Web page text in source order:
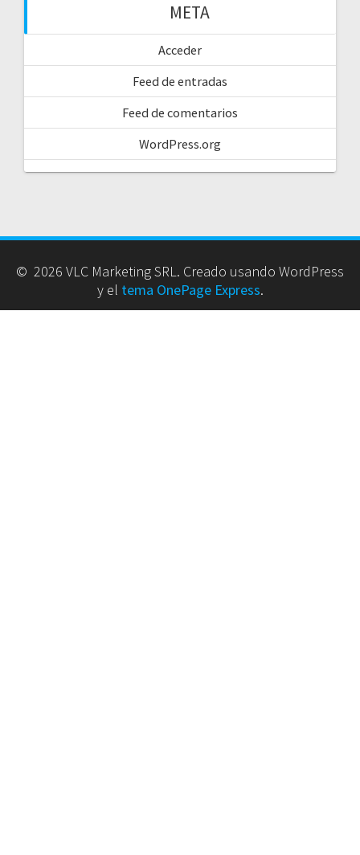
META
Acceder
Feed de entradas
Feed de comentarios
WordPress.org
© 2026 VLC Marketing SRL. Creado usando WordPress
y el tema OnePage Express.